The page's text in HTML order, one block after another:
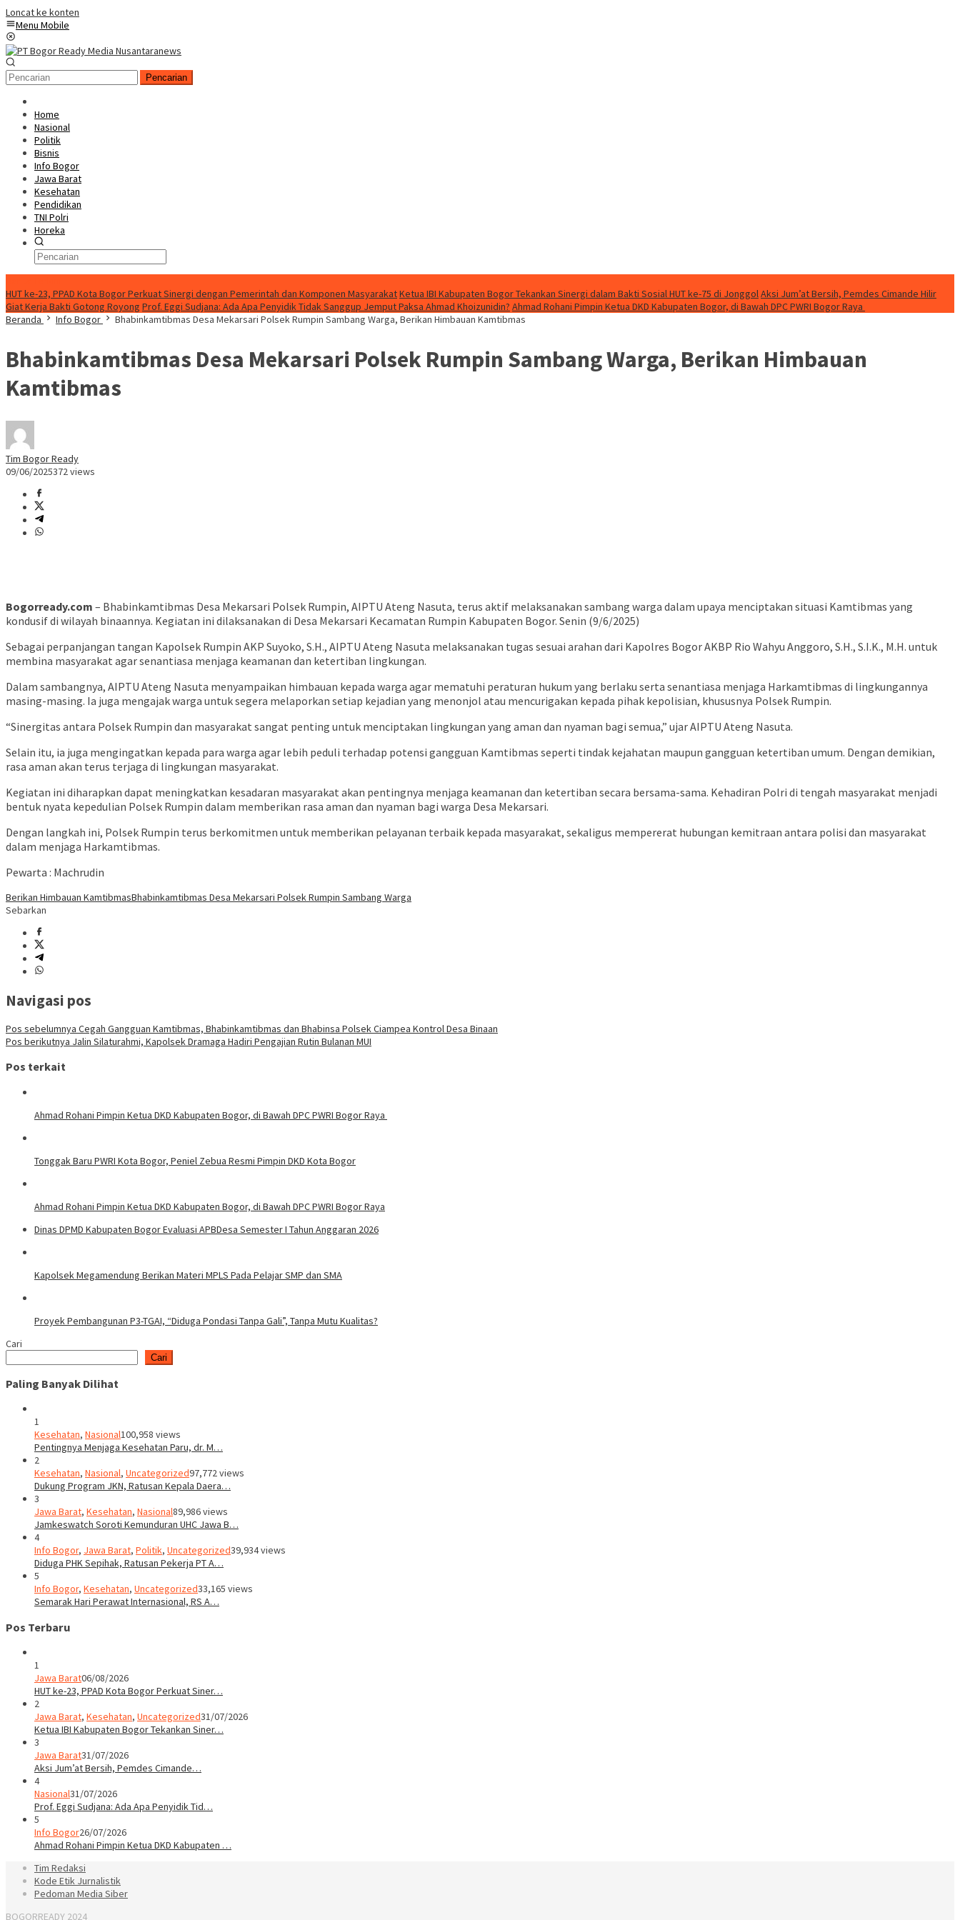
Loncat ke konten
Menu Mobile
Pencarian
Home
Nasional
Politik
Bisnis
Info Bogor
Jawa Barat
Kesehatan
Pendidikan
TNI Polri
Horeka
HUT ke-23, PPAD Kota Bogor Perkuat Sinergi dengan Pemerintah dan Komponen MasyarakatKetua IBI Kabupaten Bogor Tekankan Sinergi dalam Bakti Sosial HUT ke-75 di JonggolAksi Jum’at Bersih, Pemdes Cimande Hilir
Giat Kerja Bakti Gotong Royong Prof. Eggi Sudjana: Ada Apa Penyidik Tidak Sanggup Jemput Paksa Ahmad Khoizunidin? Ahmad Rohani Pimpin Ketua DKD Kabupaten Bogor, di Bawah DPC PWRI Bogor Raya
Beranda
Info Bogor Bhabinkamtibmas Desa Mekarsari Polsek Rumpin Sambang Warga, Berikan Himbauan Kamtibmas
Bhabinkamtibmas Desa Mekarsari Polsek Rumpin Sambang Warga, Berikan Himbauan
Kamtibmas
Tim Bogor Ready
09/06/2025372 views
Bogorready.com – Bhabinkamtibmas Desa Mekarsari Polsek Rumpin, AIPTU Ateng Nasuta, terus aktif melaksanakan sambang warga dalam upaya menciptakan situasi Kamtibmas yang
kondusif di wilayah binaannya. Kegiatan ini dilaksanakan di Desa Mekarsari Kecamatan Rumpin Kabupaten Bogor. Senin (9/6/2025)
Sebagai perpanjangan tangan Kapolsek Rumpin AKP Suyoko, S.H., AIPTU Ateng Nasuta melaksanakan tugas sesuai arahan dari Kapolres Bogor AKBP Rio Wahyu Anggoro, S.H., S.I.K., M.H. untuk
membina masyarakat agar senantiasa menjaga keamanan dan ketertiban lingkungan.
Dalam sambangnya, AIPTU Ateng Nasuta menyampaikan himbauan kepada warga agar mematuhi peraturan hukum yang berlaku serta senantiasa menjaga Harkamtibmas di lingkungannya
masing-masing. Ia juga mengajak warga untuk segera melaporkan setiap kejadian yang menonjol atau mencurigakan kepada pihak kepolisian, khususnya Polsek Rumpin.
“Sinergitas antara Polsek Rumpin dan masyarakat sangat penting untuk menciptakan lingkungan yang aman dan nyaman bagi semua,” ujar AIPTU Ateng Nasuta.
Selain itu, ia juga mengingatkan kepada para warga agar lebih peduli terhadap potensi gangguan Kamtibmas seperti tindak kejahatan maupun gangguan ketertiban umum. Dengan demikian,
rasa aman akan terus terjaga di lingkungan masyarakat.
Kegiatan ini diharapkan dapat meningkatkan kesadaran masyarakat akan pentingnya menjaga keamanan dan ketertiban secara bersama-sama. Kehadiran Polri di tengah masyarakat menjadi
bentuk nyata kepedulian Polsek Rumpin dalam memberikan rasa aman dan nyaman bagi warga Desa Mekarsari.
Dengan langkah ini, Polsek Rumpin terus berkomitmen untuk memberikan pelayanan terbaik kepada masyarakat, sekaligus mempererat hubungan kemitraan antara polisi dan masyarakat
dalam menjaga Harkamtibmas.
Pewarta : Machrudin
Berikan Himbauan KamtibmasBhabinkamtibmas Desa Mekarsari Polsek Rumpin Sambang Warga
Sebarkan
Navigasi pos
Pos sebelumnya Cegah Gangguan Kamtibmas, Bhabinkamtibmas dan Bhabinsa Polsek Ciampea Kontrol Desa Binaan
Pos berikutnya Jalin Silaturahmi, Kapolsek Dramaga Hadiri Pengajian Rutin Bulanan MUI
Pos terkait
Ahmad Rohani Pimpin Ketua DKD Kabupaten Bogor, di Bawah DPC PWRI Bogor Raya
Tonggak Baru PWRI Kota Bogor, Peniel Zebua Resmi Pimpin DKD Kota Bogor
Ahmad Rohani Pimpin Ketua DKD Kabupaten Bogor, di Bawah DPC PWRI Bogor Raya
Dinas DPMD Kabupaten Bogor Evaluasi APBDesa Semester I Tahun Anggaran 2026
Kapolsek Megamendung Berikan Materi MPLS Pada Pelajar SMP dan SMA
Proyek Pembangunan P3-TGAI, “Diduga Pondasi Tanpa Gali”, Tanpa Mutu Kualitas?
Cari
Cari
Paling Banyak Dilihat
1
Kesehatan, Nasional100,958 views
Pentingnya Menjaga Kesehatan Paru, dr. M…
2
Kesehatan, Nasional, Uncategorized97,772 views
Dukung Program JKN, Ratusan Kepala Daera…
3
Jawa Barat, Kesehatan, Nasional89,986 views
Jamkeswatch Soroti Kemunduran UHC Jawa B…
4
Info Bogor, Jawa Barat, Politik, Uncategorized39,934 views
Diduga PHK Sepihak, Ratusan Pekerja PT A…
5
Info Bogor, Kesehatan, Uncategorized33,165 views
Semarak Hari Perawat Internasional, RS A…
Pos Terbaru
1
Jawa Barat06/08/2026
HUT ke-23, PPAD Kota Bogor Perkuat Siner…
2
Jawa Barat, Kesehatan, Uncategorized31/07/2026
Ketua IBI Kabupaten Bogor Tekankan Siner…
3
Jawa Barat31/07/2026
Aksi Jum’at Bersih, Pemdes Cimande…
4
Nasional31/07/2026
Prof. Eggi Sudjana: Ada Apa Penyidik Tid…
5
Info Bogor26/07/2026
Ahmad Rohani Pimpin Ketua DKD Kabupaten …
Tim Redaksi
Kode Etik Jurnalistik
Pedoman Media Siber
BOGORREADY 2024